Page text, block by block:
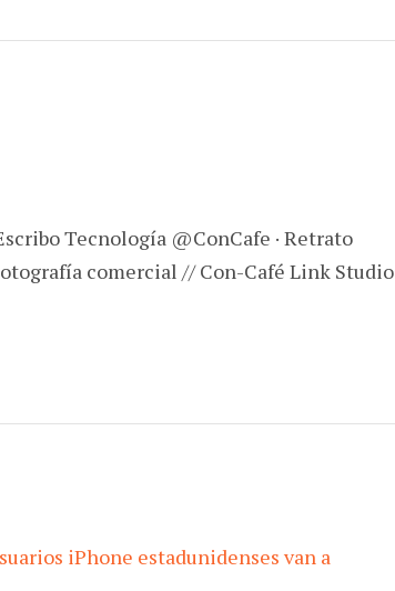
Tecnología @ConCafe · Retrato
comercial // Con-Café Link Studio
iPhone estadunidenses van a